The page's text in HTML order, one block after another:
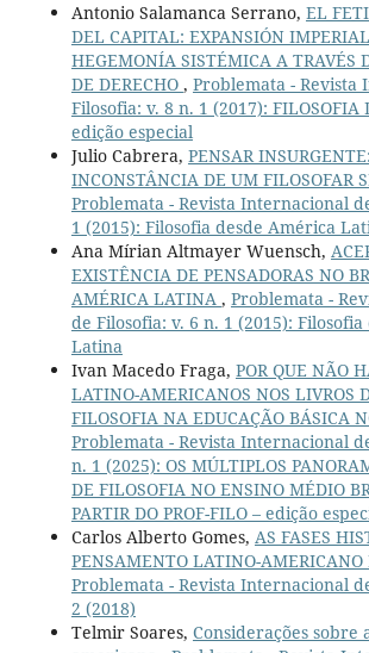
Antonio Salamanca Serrano, EL
DEL CAPITAL: EXPANSIÓN
HEGEMONÍA SISTÉMICA A TRAVÉS
DE DERECHO , Problemata - Revista
Filosofia: v. 8 n. 1 (2017): FILOSOFIA
edição especial
Julio Cabrera, PENSAR
INCONSTÂNCIA DE UM FILOSOFAR
Problemata - Revista Internacional
1 (2015): Filosofia desde América
Ana Mírian Altmayer Wuensch,
EXISTÊNCIA DE PENSADORAS NO
AMÉRICA LATINA , Problemata -
de Filosofia: v. 6 n. 1 (2015):
Latina
Ivan Macedo Fraga, POR QUE NÃO
LATINO-AMERICANOS NOS LIVROS
FILOSOFIA NA EDUCAÇÃO BÁSICA
Problemata - Revista Internacional
n. 1 (2025): OS MÚLTIPLOS
DE FILOSOFIA NO ENSINO MÉDIO
PARTIR DO PROF-FILO – edição
Carlos Alberto Gomes, AS FASES
PENSAMENTO LATINO-AMERICANO
Problemata - Revista Internacional
2 (2018)
Telmir Soares, Considerações sobre